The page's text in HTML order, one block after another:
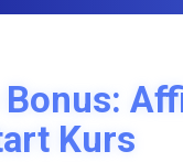
Bonus:
Kurs